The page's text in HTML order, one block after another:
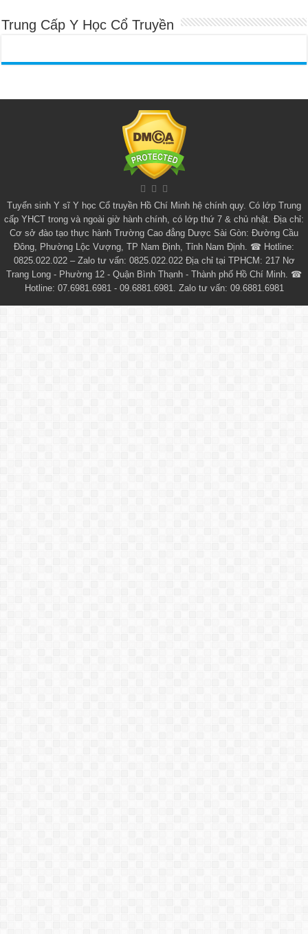
Trung Cấp Y Học Cổ Truyền
Tuyển sinh Y sĩ Y học Cổ truyền Hồ Chí Minh hệ chính quy. Có lớp Trung
cấp YHCT trong và ngoài giờ hành chính, có lớp thứ 7 & chủ nhật. Địa chỉ:
Cơ sở đào tạo thực hành Trường Cao đẳng Dược Sài Gòn: Đường Cầu
Đông, Phường Lộc Vượng, TP Nam Định, Tỉnh Nam Định. ☎ Hotline:
0825.022.022 – Zalo tư vấn: 0825.022.022 Địa chỉ tại TPHCM: 217 Nơ
Trang Long - Phường 12 - Quận Bình Thạnh - Thành phố Hồ Chí Minh. ☎
Hotline: 07.6981.6981 - 09.6881.6981. Zalo tư vấn: 09.6881.6981